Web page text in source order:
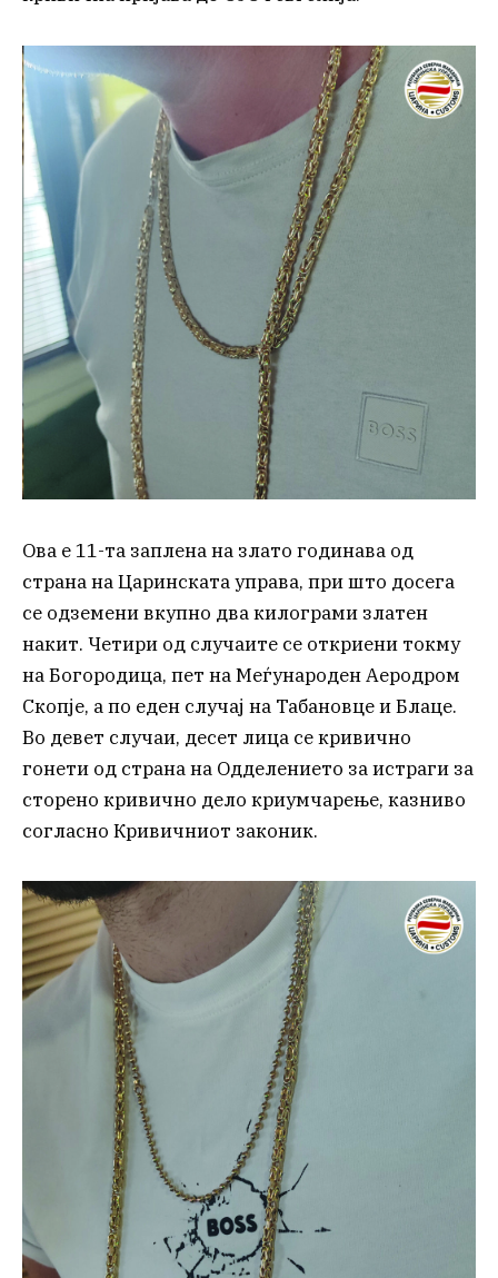
Ова е 11-та заплена на злато годинава од
страна на Царинската управа, при што досега
се одземени вкупно два килограми златен
накит. Четири од случаите се откриени токму
на Богородица, пет на Меѓународен Аеродром
Скопје, а по еден случај на Табановце и Блаце.
Во девет случаи, десет лица се кривично
гонети од страна на Одделението за истраги за
сторено кривично дело криумчарење, казниво
согласно Кривичниот законик.